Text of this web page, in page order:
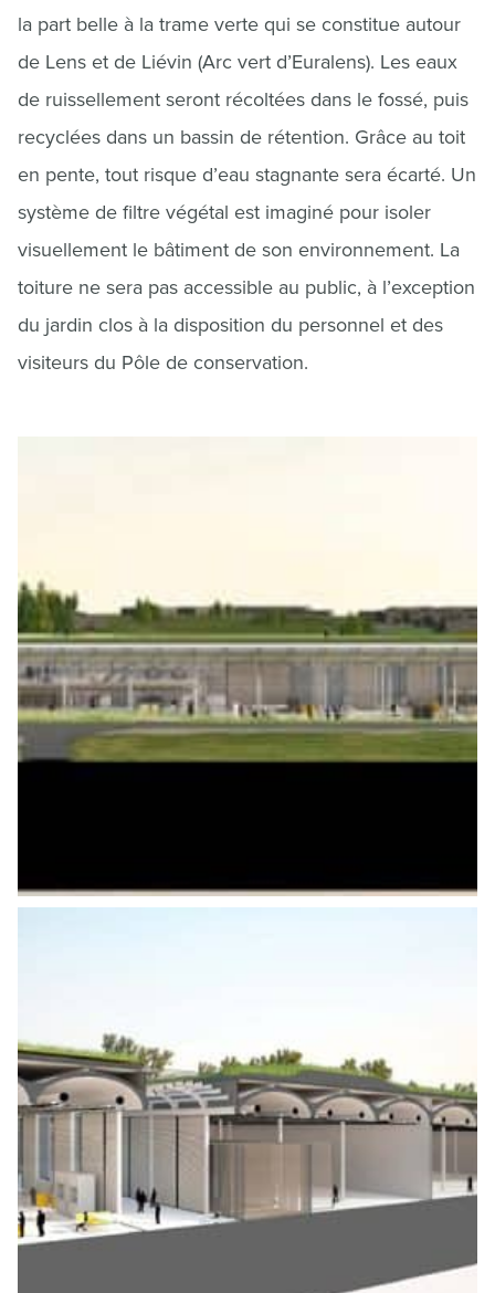
la part belle à la trame verte qui se constitue autour
de Lens et de Liévin (Arc vert d’Euralens). Les eaux
de ruissellement seront récoltées dans le fossé, puis
recyclées dans un bassin de rétention. Grâce au toit
en pente, tout risque d’eau stagnante sera écarté. Un
système de filtre végétal est imaginé pour isoler
visuellement le bâtiment de son environnement. La
toiture ne sera pas accessible au public, à l’exception
du jardin clos à la disposition du personnel et des
visiteurs du Pôle de conservation.